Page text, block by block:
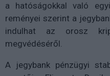
a hatóságokkal való
reményei szerint a
indulhat az orosz
megvédéséről.
A jegybank pénzügyi